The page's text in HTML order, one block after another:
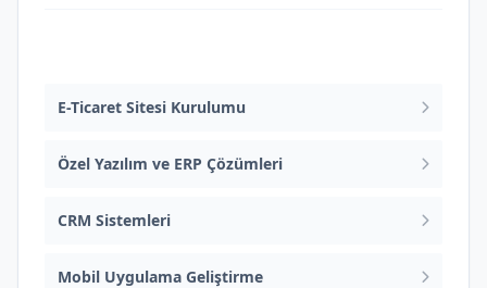
E-Ticaret Sitesi Kurulumu
Özel Yazılım ve ERP Çözümleri
CRM Sistemleri
Mobil Uygulama Geliştirme